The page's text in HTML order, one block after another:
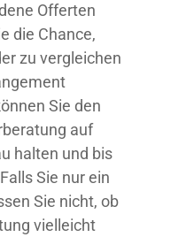
Offerten
die Chance,
zu vergleichen
Sie den
auf
halten und bis
Sie nur ein
Sie nicht, ob
vielleicht